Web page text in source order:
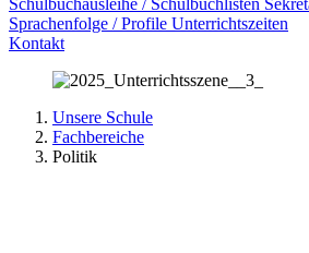
Schulbuchausleihe / Schulbuchlisten
Sprachenfolge / Profile Unterrichtszeiten
Kontakt
Unsere Schule
Fachbereiche
Politik